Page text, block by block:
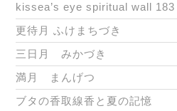
kissea’s eye spiritual wall 183
更待月 ふけまちづき
三日月 みかづき
満月 まんげつ
ブタの香取線香と夏の記憶